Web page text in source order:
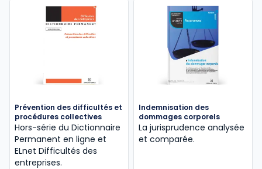
Prévention des difficultés et
procédures collectives
Hors-série du Dictionnaire
Permanent en ligne et
ELnet Difficultés des
entreprises.
Indemnisation des
dommages corporels
La jurisprudence analysée
et comparée.